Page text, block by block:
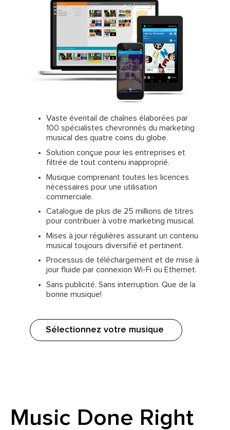
Vaste éventail de chaînes élaborées par
100 spécialistes chevronnés du marketing
musical des quatre coins du globe.
Solution conçue pour les entreprises et
filtrée de tout contenu inapproprié.
Musique comprenant toutes les licences
nécessaires pour une utilisation
commerciale.
Catalogue de plus de 25 millions de titres
pour contribuer à votre marketing musical.
Mises à jour régulières assurant un contenu
musical toujours diversifié et pertinent.
Processus de téléchargement et de mise à
jour fluide par connexion Wi-Fi ou Ethernet.
Sans publicité. Sans interruption. Que de la
bonne musique!
Sélectionnez votre musique
Music Done Right